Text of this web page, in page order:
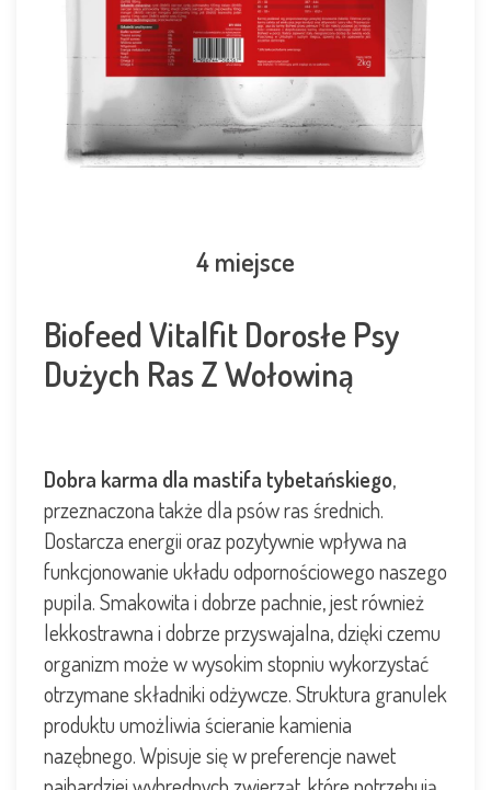
4 miejsce
Biofeed Vitalfit Dorosłe Psy
Dużych Ras Z Wołowiną
Dobra karma dla mastifa tybetańskiego,
przeznaczona także dla psów ras średnich.
Dostarcza energii oraz pozytywnie wpływa na
funkcjonowanie układu odpornościowego naszego
pupila. Smakowita i dobrze pachnie, jest również
lekkostrawna i dobrze przyswajalna, dzięki czemu
organizm może w wysokim stopniu wykorzystać
otrzymane składniki odżywcze. Struktura granulek
produktu umożliwia ścieranie kamienia
nazębnego. Wpisuje się w preferencje nawet